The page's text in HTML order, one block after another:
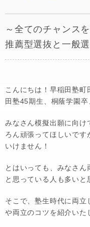
～全てのチャンス
推薦型選抜と一般
こんにちは！早稲田塾
田塾45期生、桐蔭学園
みなさん模擬出願に向け
ろん頑張ってほしいで
いけません！
とはいっても、みなさ
と思っている人も多いと
そこで、塾生時代に両立
や両立のコツを紹介いた